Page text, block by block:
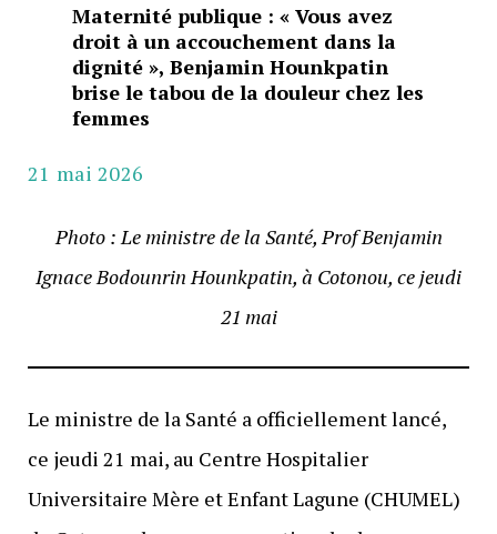
Maternité publique : « Vous avez
droit à un accouchement dans la
dignité », Benjamin Hounkpatin
brise le tabou de la douleur chez les
femmes
21 mai 2026
Photo : Le ministre de la Santé, Prof Benjamin
Ignace Bodounrin Hounkpatin, à Cotonou, ce jeudi
21 mai
Le ministre de la Santé a officiellement lancé,
ce jeudi 21 mai, au Centre Hospitalier
Universitaire Mère et Enfant Lagune (CHUMEL)